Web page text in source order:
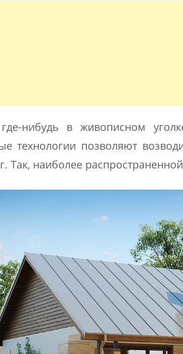
нибудь в живописном
технологии позволяют
Так, наиболее